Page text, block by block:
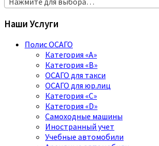
Наши Услуги
Полис ОСАГО
Категория «A»
Категория «B»
ОСАГО для такси
ОСАГО для юр.лиц
Категория «C»
Категория «D»
Самоходные машины
Иностранный учет
Учебные автомобили